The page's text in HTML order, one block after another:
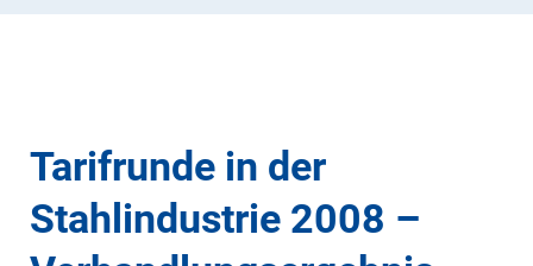
Tarifrunde in der
Stahlindustrie 2008 –